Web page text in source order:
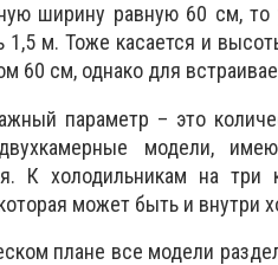
ширину равную 60 см,
1,5 м. Тоже касается и
60 см, однако для
параметр – это
модели,
К холодильникам на
может быть и внутри
плане все модели